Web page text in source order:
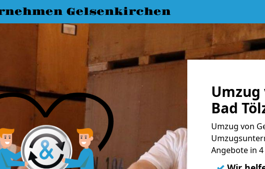
Gelsenkirchen
Bad
Umzug von
Angebote in